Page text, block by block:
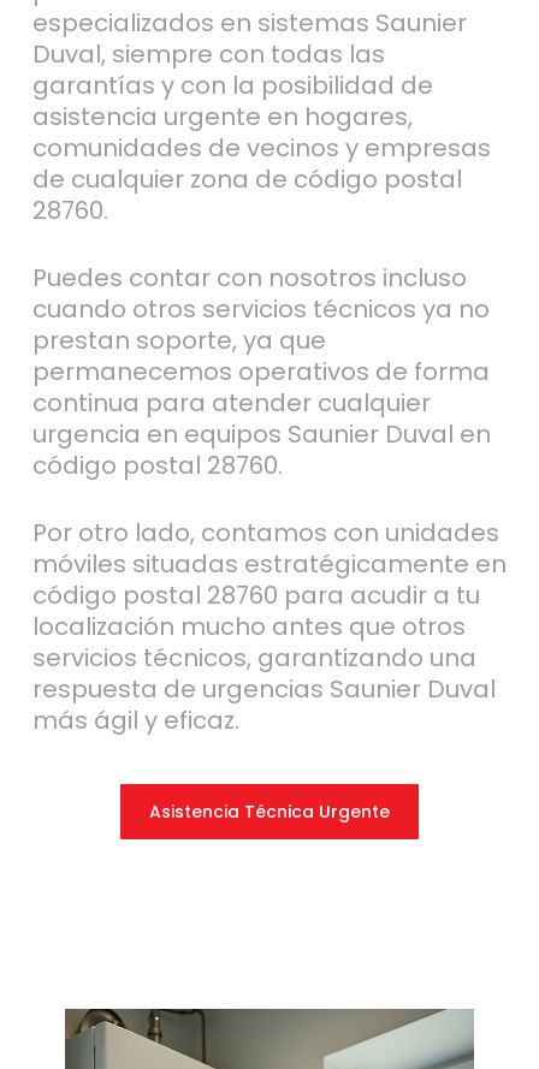
especializados en sistemas Saunier
Duval, siempre con todas las
garantías y con la posibilidad de
asistencia urgente en hogares,
comunidades de vecinos y empresas
de cualquier zona de código postal
28760.
Puedes contar con nosotros incluso
cuando otros servicios técnicos ya no
prestan soporte, ya que
permanecemos operativos de forma
continua para atender cualquier
urgencia en equipos Saunier Duval en
código postal 28760.
Por otro lado, contamos con unidades
móviles situadas estratégicamente en
código postal 28760 para acudir a tu
localización mucho antes que otros
servicios técnicos, garantizando una
respuesta de urgencias Saunier Duval
más ágil y eficaz.
Asistencia Técnica Urgente